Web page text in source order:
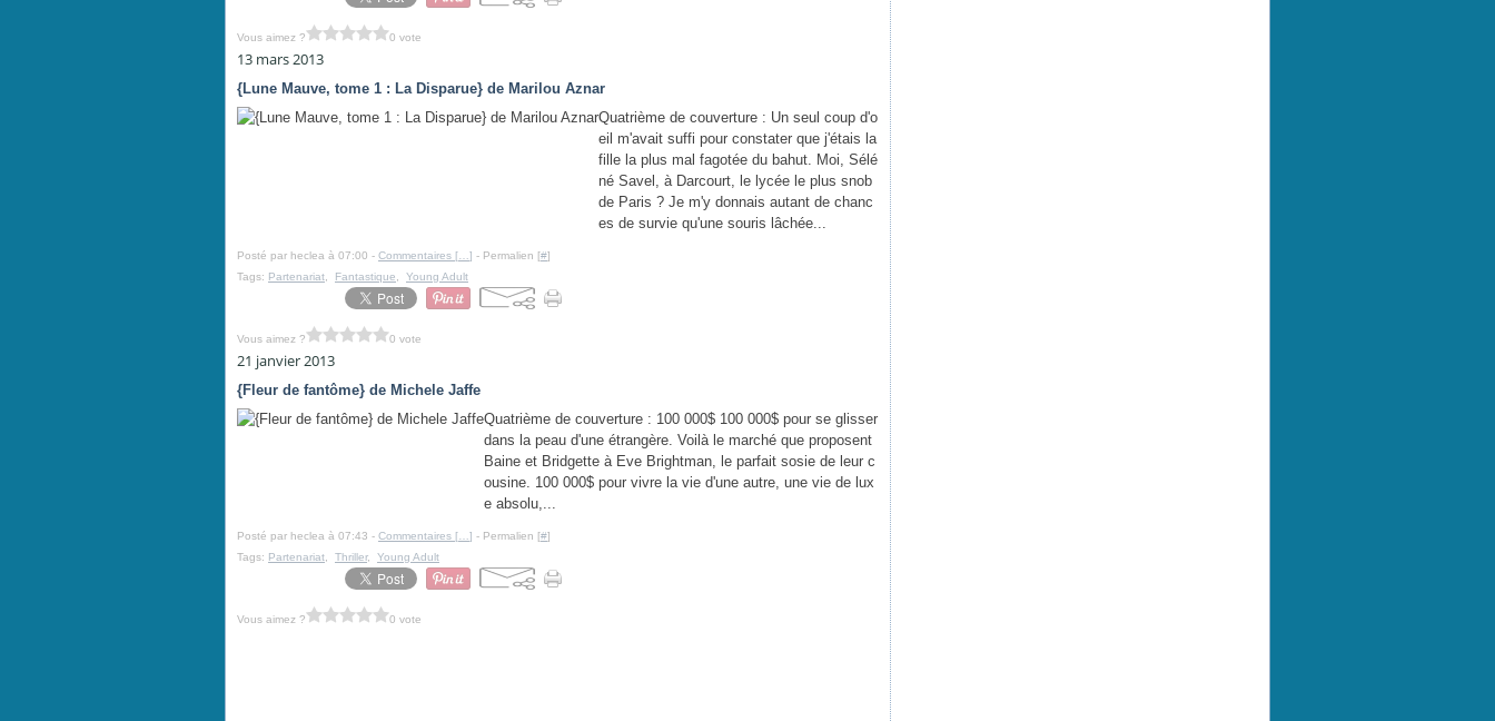
Vous aimez ? 0 vote
13 mars 2013
{Lune Mauve, tome 1 : La Disparue} de Marilou Aznar
Quatrième de couverture : Un seul coup d'o
eil m'avait suffi pour constater que j'étais la
fille la plus mal fagotée du bahut. Moi, Sélé
né Savel, à Darcourt, le lycée le plus snob
de Paris ? Je m'y donnais autant de chanc
es de survie qu'une souris lâchée...
Posté par heclea à 07:00 - Commentaires [ ] - Permalien [#]
Tags: Partenariat Fantastique Young Adult
Vous aimez ? 0 vote
21 janvier 2013
{Fleur de fantôme} de Michele Jaffe
Quatrième de couverture : 100 000$ 100 000$ pour se glisser
dans la peau d'une étrangère. Voilà le marché que proposent
Baine et Bridgette à Eve Brightman, le parfait sosie de leur c
ousine. 100 000$ pour vivre la vie d'une autre, une vie de lux
e absolu,...
Posté par heclea à 07:43 - Commentaires [ ] - Permalien [#]
Tags: Partenariat Thriller, Young Adult
Vous aimez ? 0 vote